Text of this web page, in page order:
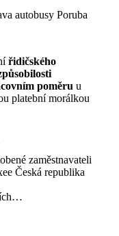
autobusy Poruba
řidičského
poměru u
platební morálkou
zaměstnavateli
Česká republika